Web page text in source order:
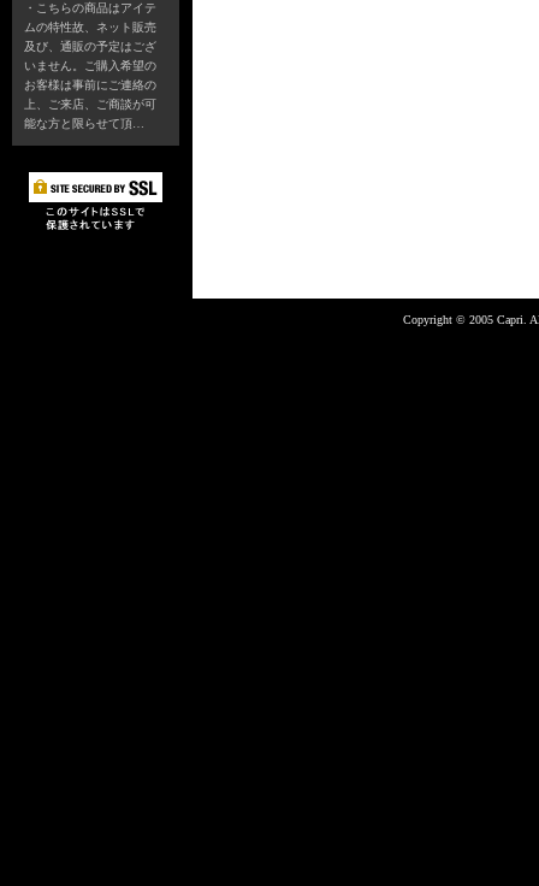
・こちらの商品はアイテ
ムの特性故、ネット販売
及び、通販の予定はござ
いません。ご購入希望の
お客様は事前にご連絡の
上、ご来店、ご商談が可
能な方と限らせて頂…
Copyright © 2005 Capri.